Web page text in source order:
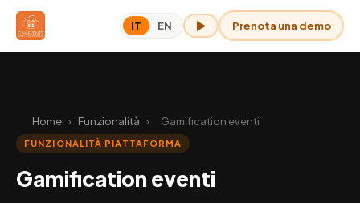
IT EN
OAK per me
Prenota una demo
Home › Funzionalità › Gamification eventi
FUNZIONALITÀ PIATTAFORMA
Gamification eventi